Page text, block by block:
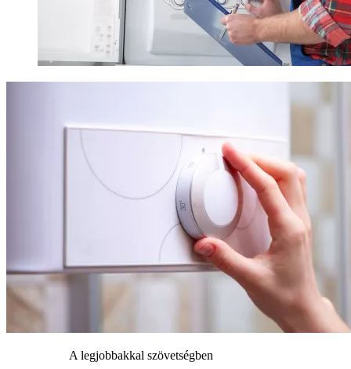
A legjobbakkal szövetségben